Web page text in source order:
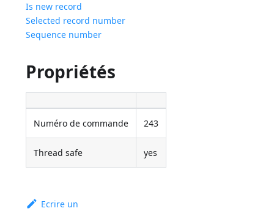
Is new record
Selected record number
Sequence number
Propriétés
Numéro de commande 243
Thread safe yes
Ecrire un